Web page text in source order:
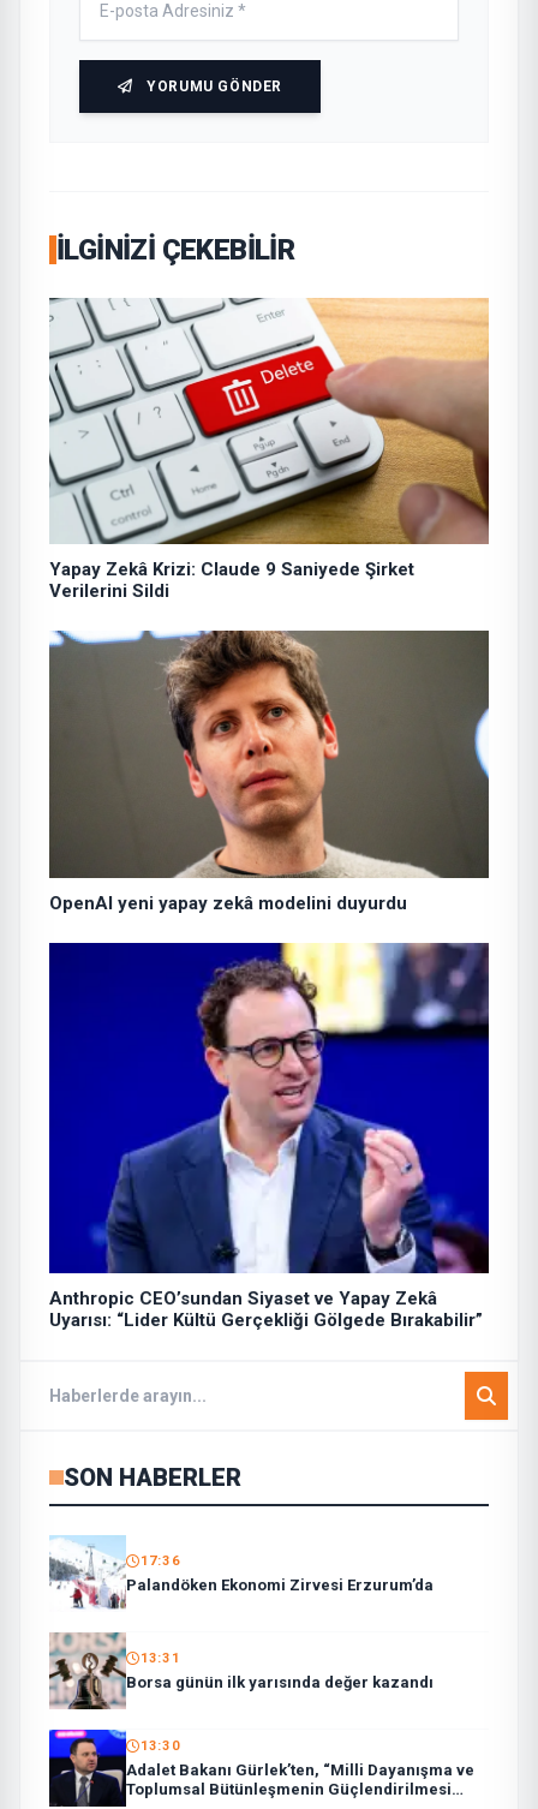
YORUMU GÖNDER
İLGINIZI ÇEKEBILIR
Yapay Zekâ Krizi: Claude 9 Saniyede Şirket
Verilerini Sildi
OpenAI yeni yapay zekâ modelini duyurdu
Anthropic CEO’sundan Siyaset ve Yapay Zekâ
Uyarısı: “Lider Kültü Gerçekliği Gölgede Bırakabilir”
SON HABERLER
17:36
Palandöken Ekonomi Zirvesi Erzurum’da
13:31
Borsa günün ilk yarısında değer kazandı
13:30
Adalet Bakanı Gürlek’ten, “Milli Dayanışma ve
Toplumsal Bütünleşmenin Güçlendirilmesi